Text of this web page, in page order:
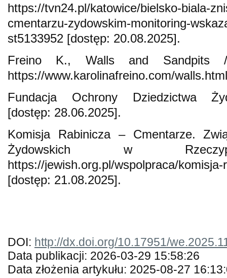
https://tvn24.pl/katowice/bielsko-biala-
cmentarzu-zydowskim-monitoring-
st5133952 [dostęp: 20.08.2025].
Freino K., Walls and Sandpits
https://www.karolinafreino.com/
Fundacja Ochrony Dziedzictwa
[dostęp: 28.06.2025].
Komisja Rabinicza – Cmentarze.
Żydowskich w
https://jewish.org.pl/wspolpraca/
[dostęp: 21.08.2025].
DOI: http://dx.doi.org/10.17951/
Data publikacji: 2026-03-29 15:58:26
Data złożenia artykułu: 2025-08-27